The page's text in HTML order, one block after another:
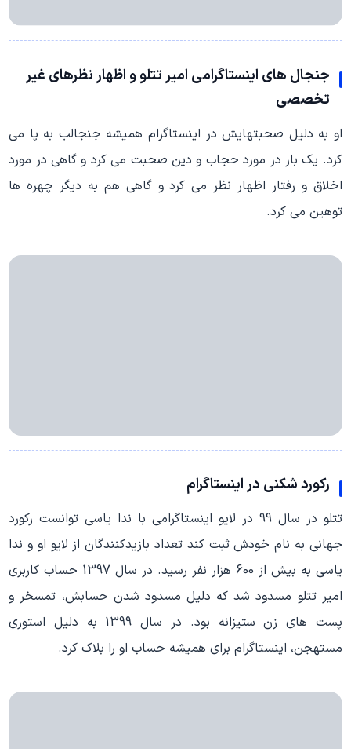
جنجال های اینستاگرامی امیر تتلو و اظهار نظرهای غیر
تخصصی
او به دلیل صحبتهایش در اینستاگرام همیشه جنجالب به پا می
کرد. یک بار در مورد حجاب و دین صحبت می کرد و گاهی در مورد
اخلاق و رفتار اظهار نظر می کرد و گاهی هم به دیگر چهره ها
توهین می کرد.
رکورد شکنی در اینستاگرام
تتلو در سال 99 در لایو اینستاگرامی با ندا یاسی توانست رکورد
جهانی به نام خودش ثبت کند تعداد بازیدکنندگان از لایو او و ندا
یاسی به بیش از 600 هزار نفر رسید. در سال 1397 حساب کاربری
امیر تتلو مسدود شد که دلیل مسدود شدن حسابش، تمسخر و
پست های زن ستیزانه بود. در سال 1399 به دلیل استوری
مستهجن، اینستاگرام برای همیشه حساب او را بلاک کرد.